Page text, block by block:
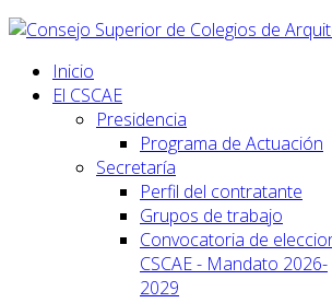
Inicio
El CSCAE
Presidencia
Programa de Actuación
Secretaría
Perfil del contratante
Grupos de trabajo
Convocatoria de
CSCAE - Mandato 2026-
2029